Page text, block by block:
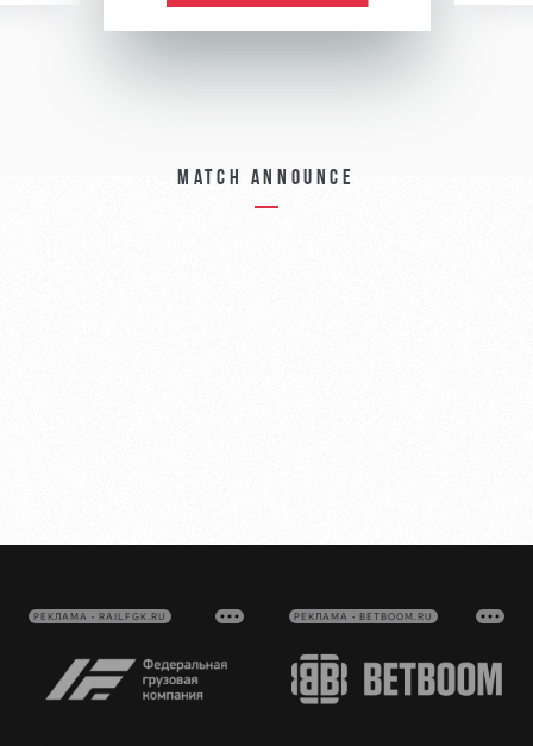
Match announce
РЕКЛАМА • RAILFGK.RU РЕКЛАМА • BETBOOM.RU